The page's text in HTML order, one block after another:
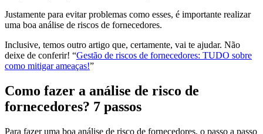
Justamente para evitar problemas como esses, é importante realizar
uma boa análise de riscos de fornecedores.
Inclusive, temos outro artigo que, certamente, vai te ajudar. Não
deixe de conferir! “Gestão de riscos de fornecedores: TUDO sobre
como mitigar ameaças!”
Como fazer a análise de risco de
fornecedores? 7 passos
Para fazer uma boa análise de risco de fornecedores, o passo a passo